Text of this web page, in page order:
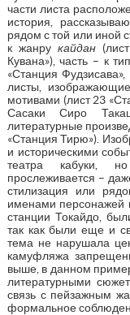
части листа
история,
рядом с той или иной
к жанру кайдан(лист
Кувана»), часть – к
«Станция
листы,
мотивами (лист 23
Сасаки Сиро
литературные
«Станция Тирю»).
и историческими
театра кабуки,
прослеживается –
стилизация или
именами персонажей
станции Токайдо,
так как были еще и
тема не нарушала
камуфляжа
выше, в данном
литературными
связь с пейзажным
формальное